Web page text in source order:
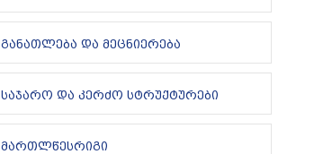
განათლება და მეცნიერება
საჯარო და კერძო სტრუქტურები
მართლწესრიგი